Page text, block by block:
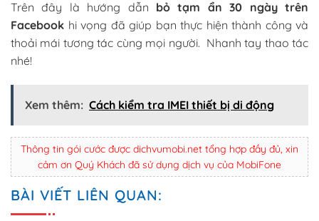
Trên đây là hướng dẫn bỏ tạm ẩn 30 ngày trên
Facebook hi vọng đã giúp bạn thực hiện thành công và
thoải mái tương tác cùng mọi người. Nhanh tay thao tác
nhé!
Xem thêm: Cách kiểm tra IMEI thiết bị di động
Thông tin gói cước được dichvumobi.net tổng hợp đầy đủ, xin
cảm ơn Quý Khách đã sử dụng dịch vụ của MobiFone
BÀI VIẾT LIÊN QUAN: